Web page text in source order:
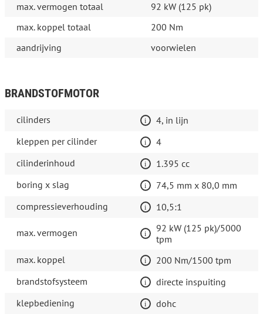
max. vermogen totaal
92 kW (125 pk)
max. koppel totaal
200 Nm
aandrijving
voorwielen
BRANDSTOFMOTOR
cilinders
4, in lijn
kleppen per cilinder
4
cilinderinhoud
1.395 cc
boring x slag
74,5 mm x 80,0 mm
compressieverhouding
10,5:1
max. vermogen
92 kW (125 pk)/5000
tpm
max. koppel
200 Nm/1500 tpm
brandstofsysteem
directe inspuiting
klepbediening
dohc